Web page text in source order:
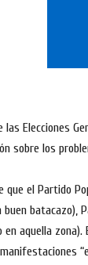
las Elecciones
sobre los
que el Partido
batacazo),
en aquella